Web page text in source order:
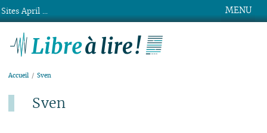
MENU
Accueil Sven
Sven
Sites April ...